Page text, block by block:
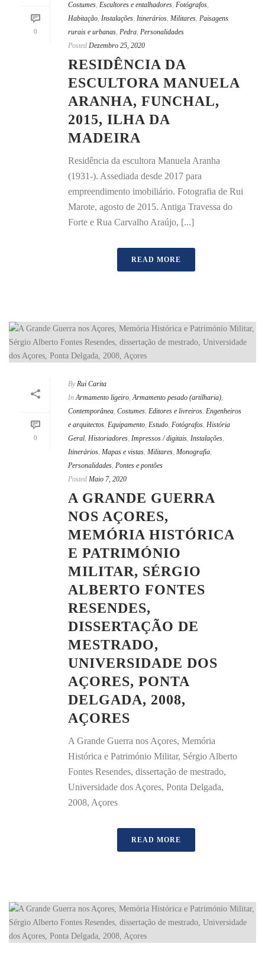
0
Costumes, Escultores e entalhadores, Fotógrafos,
Habitação, Instalações, Itinerários, Militares, Paisagens
rurais e urbanas, Pedra, Personalidades
Posted Dezembro 25, 2020
RESIDÊNCIA DA
ESCULTORA MANUELA
ARANHA, FUNCHAL,
2015, ILHA DA
MADEIRA
Residência da escultora Manuela Aranha
(1931-). Assediada desde 2017 para
empreendimento imobiliário. Fotografia de Rui
Marote, agosto de 2015. Antiga Travessa do
Forte e Rua Carvalho Araújo, [...]
READ MORE
0
By Rui Carita
In Armamento ligeiro,Armamento pesado (artilharia),
Contemporânea, Costumes, Editores e livreiros, Engenheiros
e arquitectos, Equipamento, Estudo, Fotógrafos, História
Geral, Historiadores, Impressos / digitais, Instalações,
Itinerários, Mapas e vistas, Militares, Monografia,
Personalidades, Pontes e pontões
Posted Maio 7, 2020
A GRANDE GUERRA
NOS AÇORES,
MEMÓRIA HISTÓRICA
E PATRIMÓNIO
MILITAR, SÉRGIO
ALBERTO FONTES
RESENDES,
DISSERTAÇÃO DE
MESTRADO,
UNIVERSIDADE DOS
AÇORES, PONTA
DELGADA, 2008,
AÇORES
A Grande Guerra nos Açores, Memória
Histórica e Património Militar, Sérgio Alberto
Fontes Resendes, dissertação de mestrado,
Universidade dos Açores, Ponta Delgada,
2008, Açores
READ MORE